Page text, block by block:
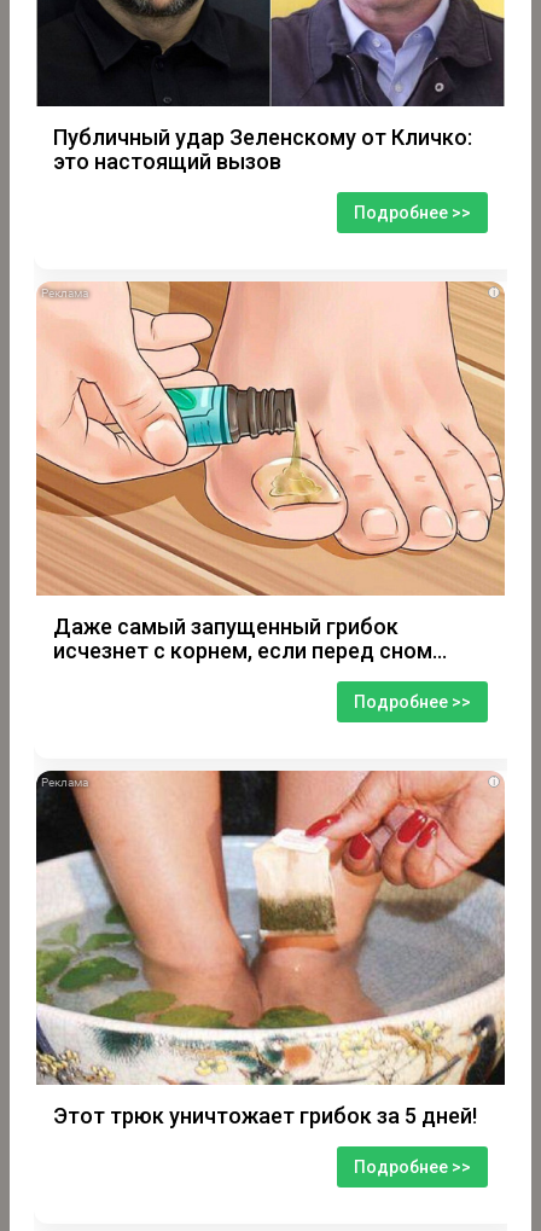
Публичный удар Зеленскому от Кличко:
это настоящий вызов
Подробнее >>
i
Даже самый запущенный грибок
исчезнет с корнем, если перед сном…
Подробнее >>
i
Этот трюк уничтожает грибок за 5 дней!
Подробнее >>